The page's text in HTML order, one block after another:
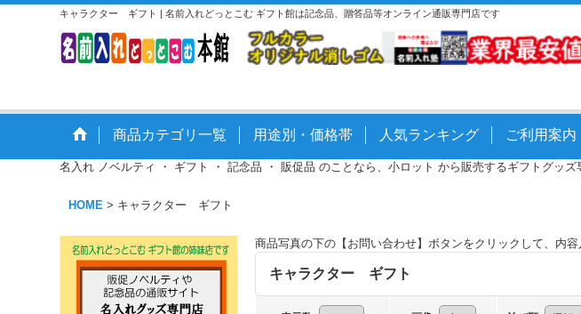
キャラクター ギフト | 名前入れどっとこむ ギフト館は記念品、贈答品等オンライン通販専門店です
商品カテゴリ一覧 用途別・価格帯 人気ランキング ご利用案内
名入れ ノベルティ ・ ギフト ・ 記念品 ・ 販促品 のことなら、小ロット から販売するギフトグ
HOME > キャラクター ギフト
商品写真の下の【お問い合わせ】ボタンをクリックして、内
キャラクター ギフト